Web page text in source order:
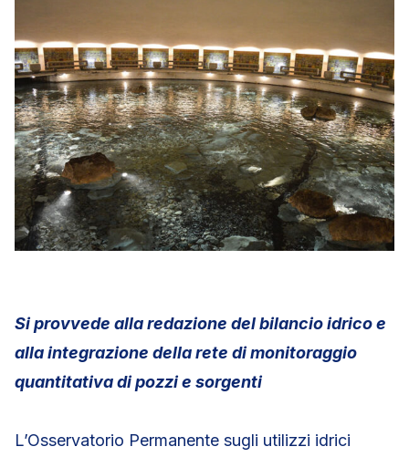
Si provvede alla redazione del bilancio idrico e
alla integrazione della rete di monitoraggio
quantitativa di pozzi e sorgenti
L’Osservatorio Permanente sugli utilizzi idrici